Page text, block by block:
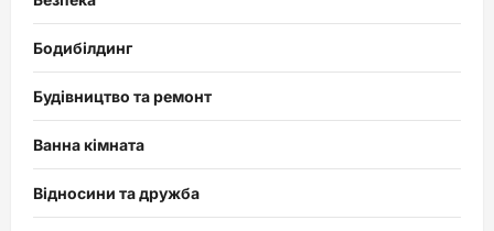
Бодибілдинг
Будівництво та ремонт
Ванна кімната
Відносини та дружба